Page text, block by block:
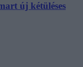
új kétüléses